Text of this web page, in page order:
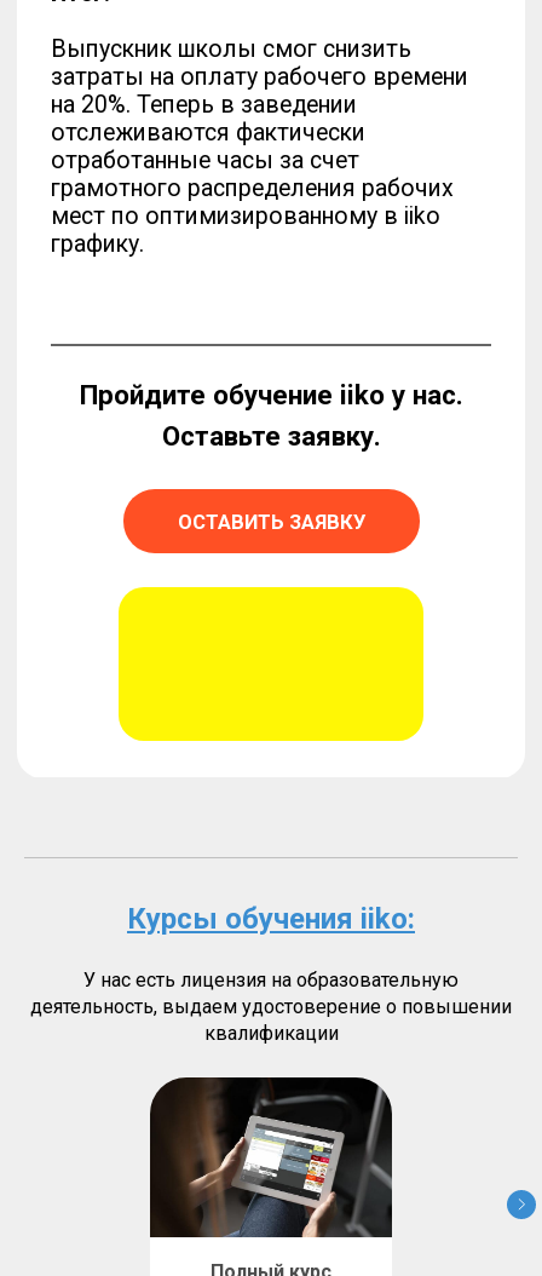
Курсы обучения iiko:
У нас есть лицензия на образовательную
деятельность, выдаем удостоверение о повышении
квалификации
Мы имеем высший
мастер-дистрибьютор